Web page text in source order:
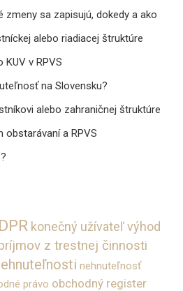
zmeny sa zapisujú, dokedy a ako
alebo riadiacej štruktúre
v RPVS
na Slovensku?
alebo zahraničnej štruktúre
obstarávaní a RPVS
konečný užívateľ výhod
z trestnej činnosti
nehnuteľnosť
právo obchodný register